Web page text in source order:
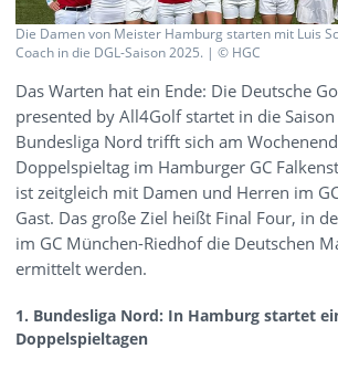
Die Damen von Meister Hamburg starten mit Luis
Coach in die DGL-Saison 2025. | © HGC
Das Warten hat ein Ende: Die Deutsche
presented by All4Golf startet in die
Bundesliga Nord trifft sich am
Doppelspieltag im Hamburger GC
ist zeitgleich mit Damen und Herren im
Gast. Das große Ziel heißt Final Four, in
im GC München-Riedhof die Deutschen
ermittelt werden.
1. Bundesliga Nord: In Hamburg startet
Doppelspieltagen